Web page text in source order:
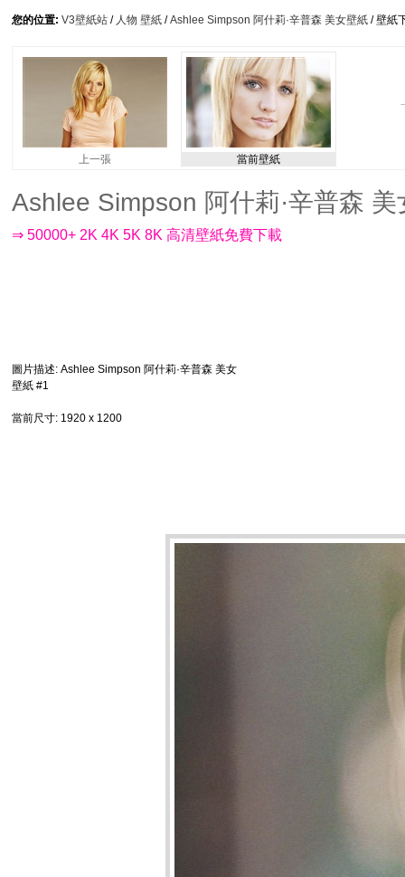
您的位置: V3壁紙站 / 人物 壁紙 /Ashlee Simpson 阿什莉·辛普森 美女壁紙 / 壁紙
上一張 當前壁紙
Ashlee Simpson 阿什莉·辛普森
⇒ 50000+ 2K 4K 5K 8K 高清壁紙免費下載
圖片描述: Ashlee Simpson 阿什莉·辛普森 美女
壁紙 #1
當前尺寸: 1920 x 1200